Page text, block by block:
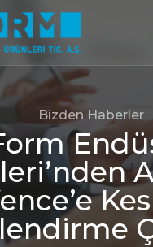
Bizden Haberler